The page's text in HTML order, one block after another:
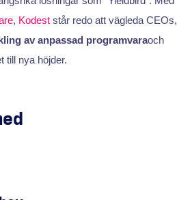
, Kodeststår redo att vägleda CEOs,
av anpassad programvaraoch
till nya höjder.